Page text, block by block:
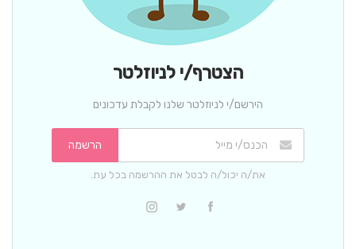
הצטרף/י לניוזלטר
הירשם/י לניוזלטר שלנו לקבלת עדכונים
הרשמה
את/ה יכול/ה לבטל את ההרשמה בכל עת.